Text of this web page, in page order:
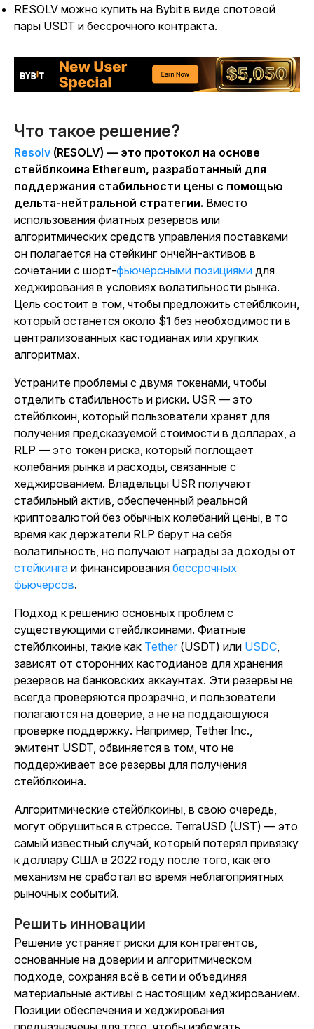
RESOLV можно купить на Bybit в виде спотовой
пары USDT и бессрочного контракта.
Что такое решение?
Resolv (RESOLV) — это протокол на основе
стейблкоина Ethereum, разработанный для
поддержания стабильности цены с помощью
дельта-нейтральной стратегии. Вместо
использования фиатных резервов или
алгоритмических средств управления поставками
он полагается на стейкинг ончейн-активов в
сочетании с шорт-фьючерсными позициями для
хеджирования в условиях волатильности рынка.
Цель состоит в том, чтобы предложить стейблкоин,
который останется около $1 без необходимости в
централизованных кастодианах или хрупких
алгоритмах.
Устраните проблемы с двумя токенами, чтобы
отделить стабильность и риски. USR — это
стейблкоин, который пользователи хранят для
получения предсказуемой стоимости в долларах, а
RLP — это токен риска, который поглощает
колебания рынка и расходы, связанные с
хеджированием. Владельцы USR получают
стабильный актив, обеспеченный реальной
криптовалютой без обычных колебаний цены, в то
время как держатели RLP берут на себя
волатильность, но получают награды за доходы от
стейкинга и финансирования бессрочных
фьючерсов.
Подход к решению основных проблем с
существующими стейблкоинами. Фиатные
стейблкоины, такие как Tether (USDT) или USDC,
зависят от сторонних кастодианов для хранения
резервов на банковских аккаунтах. Эти резервы не
всегда проверяются прозрачно, и пользователи
полагаются на доверие, а не на поддающуюся
проверке поддержку. Например, Tether Inc.,
эмитент USDT, обвиняется в том, что не
поддерживает все резервы для получения
стейблкоина.
Алгоритмические стейблкоины, в свою очередь,
могут обрушиться в стрессе. TerraUSD (UST) — это
самый известный случай, который потерял привязку
к доллару США в 2022 году после того, как его
механизм не сработал во время неблагоприятных
рыночных событий.
Решить инновации
Решение устраняет риски для контрагентов,
основанные на доверии и алгоритмическом
подходе, сохраняя всё в сети и объединяя
материальные активы с настоящим хеджированием.
Позиции обеспечения и хеджирования